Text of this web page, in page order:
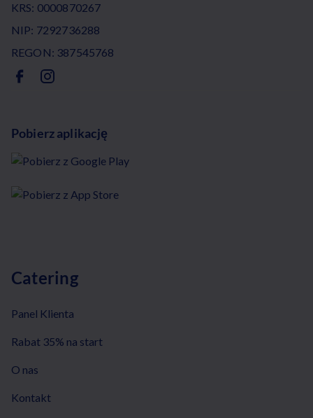
KRS: 0000870267
NIP: 7292736288
REGON: 387545768
Pobierz aplikację
Catering
Panel Klienta
Rabat 35% na start
O nas
Kontakt